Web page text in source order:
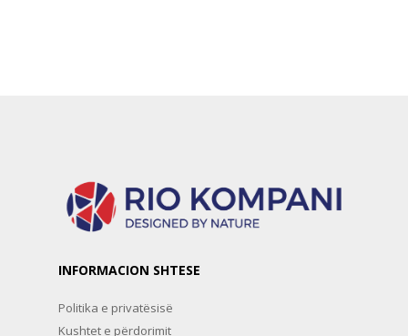
INFORMACION SHTESE
Politika e privatësisë
Kushtet e përdorimit